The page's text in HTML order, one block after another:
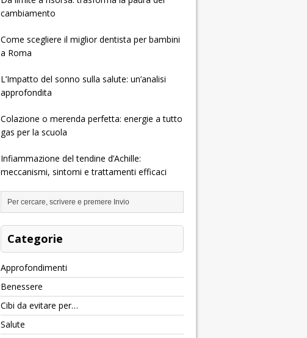
cambiamento
Come scegliere il miglior dentista per bambini
a Roma
L’Impatto del sonno sulla salute: un’analisi
approfondita
Colazione o merenda perfetta: energie a tutto
gas per la scuola
Infiammazione del tendine d’Achille:
meccanismi, sintomi e trattamenti efficaci
Categorie
Approfondimenti
Benessere
Cibi da evitare per…
Salute